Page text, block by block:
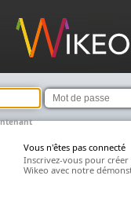
Mot
de
passe
Vous n'êtes pas connecté
Inscrivez-vous pour
Wikeo avec notre